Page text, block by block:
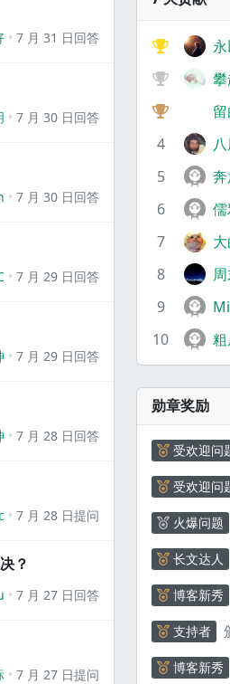
7 月 31 日回答
7 月 30 日回答
7 月 30 日回答
7 月 29 日回答
7 月 29 日回答
7 月 28 日回答
7 月 28 日提问
？
7 月 27 日回答
7 月 27 日提问
4
5
6
7
8
9
10
勋章奖励
受欢迎问
受欢迎问
火爆问题
长文达人
博客新秀
支持者
博客新秀